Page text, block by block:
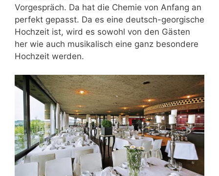
Vorgespräch. Da hat die Chemie von Anfang an
perfekt gepasst. Da es eine deutsch-georgische
Hochzeit ist, wird es sowohl von den Gästen
her wie auch musikalisch eine ganz besondere
Hochzeit werden.